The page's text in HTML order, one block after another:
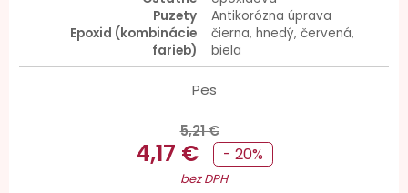
Puzety
Antikorózna úprava
Epoxid (kombinácie
farieb)
čierna, hnedý, červená,
biela
Pes
5,21 €
4,17 € - 20%
bez DPH